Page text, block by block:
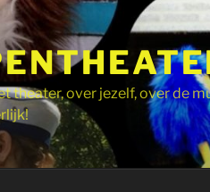
theater, over jezelf, over de